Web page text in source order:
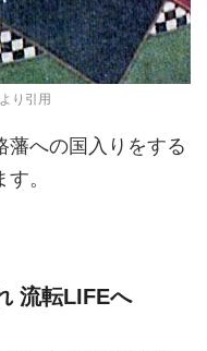
り引用
藩への国入りをする
。
流転LIFEへ